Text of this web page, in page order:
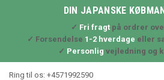
DIN JAPANSKE
✓ Fri fragtpå ordrer
✓ Forsendelse 1-2 hverdage eller
✓ Personlig vejledning og
Ring til os: +4571992590